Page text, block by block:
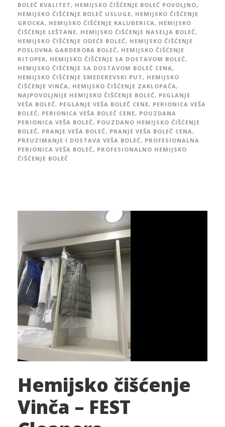
BOLEČ KVALITET , HEMIJSKO ČIŠĆENJE BOLEČ POVOLJNO,
HEMIJSKO ČIŠĆENJE BOLEČ USLUGE, HEMIJSKO ČIŠĆENJE
GROCKA , HEMIJSKO ČIŠĆENJE KALUĐERICA , HEMIJSKO
ČIŠĆENJE LEŠTANE, HEMIJSKO ČIŠĆENJE NASELJA BOLEČ,
HEMIJSKO ČIŠĆENJE ODEĆE BOLEČ, HEMIJSKO ČIŠĆENJE
POSLOVNA GARDEROBA BOLEČ, HEMIJSKO ČIŠĆENJE
RITOPEK, HEMIJSKO ČIŠĆENJE SA DOSTAVOM BOLEČ,
HEMIJSKO ČIŠĆENJE SA DOSTAVOM BOLEČ CENA ,
HEMIJSKO ČIŠĆENJE SMEDEREVSKI PUT , HEMIJSKO
ČIŠĆENJE VINČA , HEMIJSKO ČIŠĆENJE ZAKLOPAČA ,
NAJPOVOLJNIJE HEMIJSKO ČIŠĆENJE BOLEČ, PEGLANJE
VEŠA BOLEČ, PEGLANJE VEŠA BOLEČ CENE, PERIONICA VEŠA
BOLEČ, PERIONICA VEŠA BOLEČ CENE, POUZDANA
PERIONICA VEŠA BOLEČ, POUZDANO HEMIJSKO ČIŠĆENJE
BOLEČ, PRANJE VEŠA BOLEČ, PRANJE VEŠA BOLEČ CENA ,
PREUZIMANJE I DOSTAVA VEŠA BOLEČ, PROFESIONALNA
PERIONICA VEŠA BOLEČ, PROFESIONALNO HEMIJSKO
ČIŠĆENJE BOLEČ
Hemijsko čišćenje
Vinča – FEST